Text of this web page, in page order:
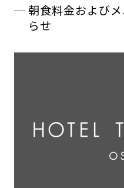
朝食料金および
らせ